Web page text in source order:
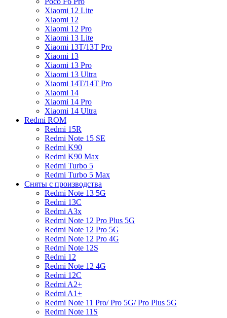
Xiaomi 12 Lite
Xiaomi 12
Xiaomi 12 Pro
Xiaomi 13 Lite
Xiaomi 13T/13T Pro
Xiaomi 13
Xiaomi 13 Pro
Xiaomi 13 Ultra
Xiaomi 14T/14T Pro
Xiaomi 14
Xiaomi 14 Pro
Xiaomi 14 Ultra
Redmi ROM
Redmi 15R
Redmi Note 15 SE
Redmi K90
Redmi K90 Max
Redmi Turbo 5
Redmi Turbo 5 Max
Сняты с производства
Redmi Note 13 5G
Redmi 13C
Redmi A3x
Redmi Note 12 Pro Plus 5G
Redmi Note 12 Pro 5G
Redmi Note 12 Pro 4G
Redmi Note 12S
Redmi 12
Redmi Note 12 4G
Redmi 12C
Redmi A2+
Redmi A1+
Redmi Note 11 Pro/ Pro 5G/ Pro Plus 5G
Redmi Note 11S